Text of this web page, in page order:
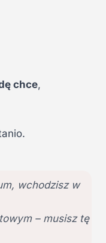
chce,
wchodzisz w
– musisz tę